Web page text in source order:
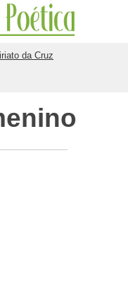
da Cruz